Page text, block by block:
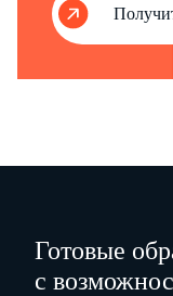
Готовые
с